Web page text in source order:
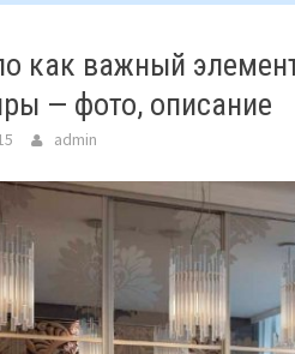
как важный
— фото, описание
admin